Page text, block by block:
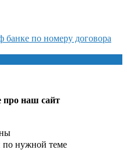
банке по номеру договора
про наш сайт
нужной теме